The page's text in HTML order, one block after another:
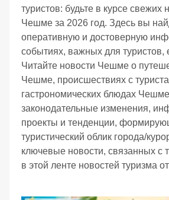
туристов: будьте в курсе свежих
Чешме за 2026 год. Здесь вы
оперативную и достоверную
событиях, важных для
Читайте новости Чешме о
Чешме, происшествиях с
гастрономических блюдах
законодательные изменения,
проекты и тенденции,
туристический облик города/
ключевые новости, связанных
в этой ленте новостей туризма